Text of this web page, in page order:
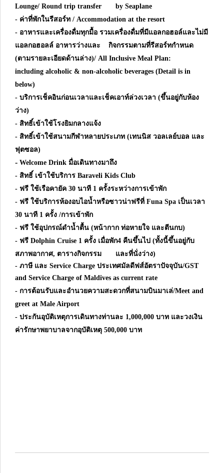
Lounge/ Round trip transfer by Seaplane
- ค่าที่พักในรีสอร์ท / Accommodation at the resort
- อาหารและเครื่องดื่มทุกมื้อ รวมเครื่องดื่มที่มีแอลกอฮอล์และไม่มี
แอลกอฮอลล์ อาหารว่างและ กิจกรรมตามที่รีสอร์ทกำหนด
(ตามรายละเอียดด้านล่าง)/ All Inclusive Meal Plan:
including alcoholic & non-alcoholic beverages (Detail is in
below)
- บริการเช็คอินก่อนเวลาและเช็คเอาท์ล่วงเวลา (ขึ้นอยู่กับห้อง
ว่าง)
- สิทธิ์เข้าใช้โรงยิมกลางแจ้ง
- สิทธิ์เข้าใช้สนามกีฬาหลายประเภท (เทนนิส วอลเลย์บอล และ
ฟุตซอล)
- Welcome Drink มื่อเดินทางมาถึง
- สิทธิ์ เข้าใช้บริการ Baraveli Kids Club
- ฟรี ใช้เรือคายัค 30 นาที 1 ครั้งระหว่างการเข้าพัก
- ฟรี ใช้บริการห้องอบไอน้ำหรือซาวน่าฟรีที่ Funa Spa เป็นเวลา
30 นาที 1 ครั้ง /การเข้าพัก
- ฟรี ใช้อุปกรณ์ดำน้ำตื้น (หน้ากาก ท่อหายใจ และตีนกบ)
- ฟรี Dolphin Cruise 1 ครั้ง เมื่อพัก4 คืนขึ้นไป (ทั้งนี้ขึ้นอยู่กับ
สภาพอากาศ, ตารางกิจกรรม และที่นั่งว่าง)
- ภาษี และ Service Charge ประเทศมัลดีฟส์อัตราปัจจุบัน/GST
and Service Charge of Maldives as current rate
- การต้อนรับและอำนวยความสะดวกที่สนามบินมาเล่/Meet and
greet at Male Airport
- ประกันอุบัติเหตุการเดินทางท่านละ 1,000,000 บาท และวงเงิน
ค่ารักษาพยาบาลจากอุบัติเหตุ 500,000 บาท